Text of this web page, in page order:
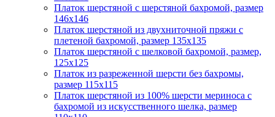
Платок шерстяной с шерстяной бахромой, размер
146х146
Платок шерстяной из двухниточной пряжи с
плетеной бахромой, размер 135х135
Платок шерстяной с шелковой бахромой, размер,
125x125
Платок из разреженной шерсти без бахромы,
размер 115х115
Платок шерстяной из 100% шерсти мериноса с
бахромой из искусственного шелка, размер